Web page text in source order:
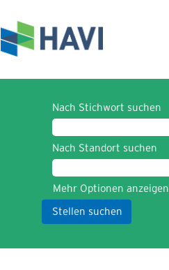
Nach Stichwort suchen
Nach Standort suchen
Mehr Optionen anzeigen